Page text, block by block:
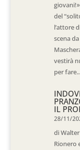
del
l’attore
scena
vestirà
per
IL
28/11/
di
Rionero